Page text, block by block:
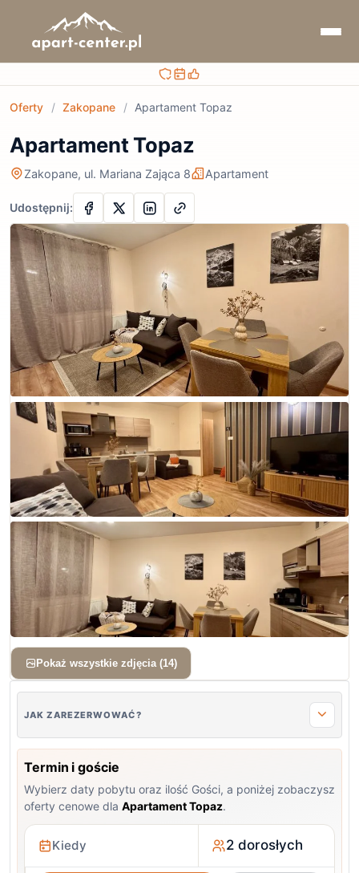
Bezpieczna rezerwacja
Sprawdzaj terminy i ceny
Obsługa przed i po rezerwacji
Oferty / Zakopane / Apartament Topaz
Apartament Topaz
Zakopane, ul. Mariana Zająca 8 Apartament
Udostępnij:
+ 11 zdjęć
Pokaż wszystkie zdjęcia (14)
JAK ZAREZERWOWAĆ?
Termin i goście
Wybierz daty pobytu oraz ilość Gości, a poniżej zobaczysz
oferty cenowe dla Apartament Topaz.
2 dorosłych